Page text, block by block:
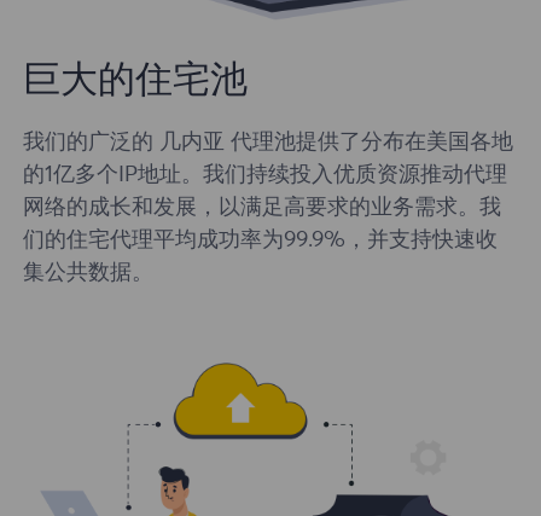
巨大的住宅池
我们的广泛的 几内亚 代理池提供了分布在美国各地
的1亿多个IP地址。我们持续投入优质资源推动代理
网络的成长和发展，以满足高要求的业务需求。我
们的住宅代理平均成功率为99.9%，并支持快速收
集公共数据。